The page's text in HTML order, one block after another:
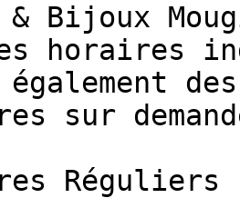
& Bijoux
horaires
également
sur
Réguliers